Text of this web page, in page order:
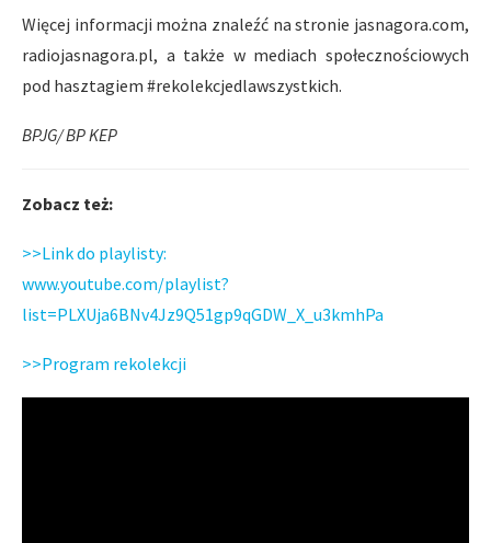
Więcej informacji można znaleźć na stronie jasnagora.com,
radiojasnagora.pl, a także w mediach społecznościowych
pod hasztagiem #rekolekcjedlawszystkich.
BPJG/ BP KEP
Zobacz też:
>>Link do playlisty:
www.youtube.com/playlist?
list=PLXUja6BNv4Jz9Q51gp9qGDW_X_u3kmhPa
>>Program rekolekcji